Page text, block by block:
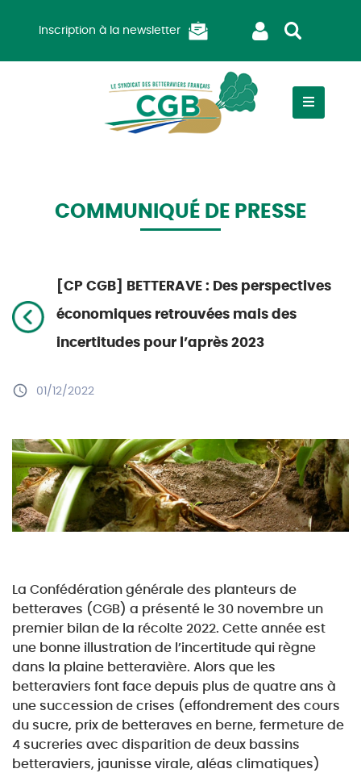
Inscription à la newsletter
COMMUNIQUÉ DE PRESSE
[CP CGB] BETTERAVE : Des perspectives
économiques retrouvées mais des
incertitudes pour l’après 2023
01/12/2022
La Confédération générale des planteurs de
betteraves (CGB) a présenté le 30 novembre un
premier bilan de la récolte 2022. Cette année est
une bonne illustration de l’incertitude qui règne
dans la plaine betteravière. Alors que les
betteraviers font face depuis plus de quatre ans à
une succession de crises (effondrement des cours
du sucre, prix de betteraves en berne, fermeture de
4 sucreries avec disparition de deux bassins
betteraviers, jaunisse virale, aléas climatiques)